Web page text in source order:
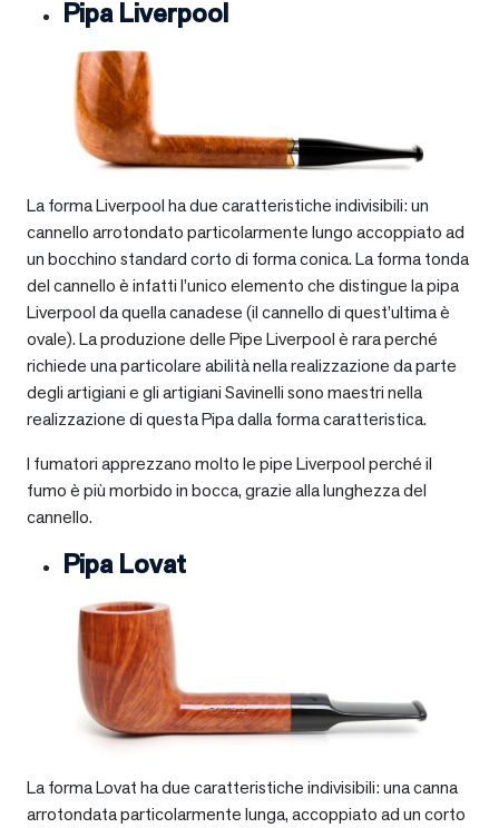
Pipa Liverpool
La forma Liverpool ha due caratteristiche indivisibili: un
cannello arrotondato particolarmente lungo accoppiato ad
un bocchino standard corto di forma conica. La forma tonda
del cannello è infatti l’unico elemento che distingue la pipa
Liverpool da quella canadese (il cannello di quest’ultima è
ovale). La produzione delle Pipe Liverpool è rara perché
richiede una particolare abilità nella realizzazione da parte
degli artigiani e gli artigiani Savinelli sono maestri nella
realizzazione di questa Pipa dalla forma caratteristica.
I fumatori apprezzano molto le pipe Liverpool perché il
fumo è più morbido in bocca, grazie alla lunghezza del
cannello.
Pipa Lovat
La forma Lovat ha due caratteristiche indivisibili: una canna
arrotondata particolarmente lunga, accoppiato ad un corto